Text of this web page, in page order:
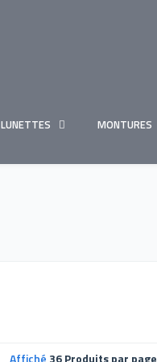
LUNETTES MONTURES
Affiché 36 Produits par page